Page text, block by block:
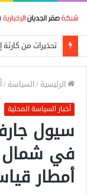
الرئيسية /السياسة /
أخبار السياسة المحلية
سيول
في شمال
أمطار